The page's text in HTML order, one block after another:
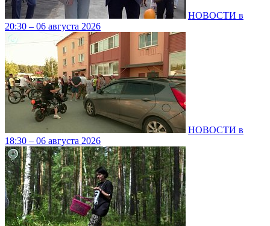
НОВОСТИ в
20:30 – 06 августа 2026
НОВОСТИ в
18:30 – 06 августа 2026